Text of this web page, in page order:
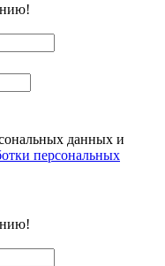
данных и
персональных